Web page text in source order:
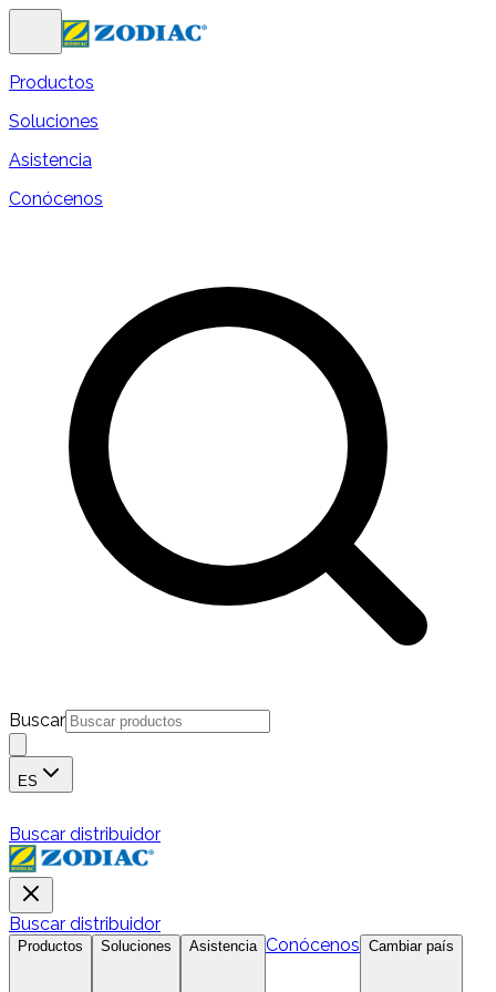
Productos
Soluciones
Asistencia
Conócenos
Buscar
ES
Buscar distribuidor
Buscar distribuidor
Productos Soluciones Asistencia Conócenos Cambiar país